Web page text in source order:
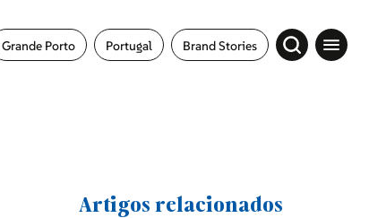
Grande Porto Portugal Brand Stories
Artigos relacionados